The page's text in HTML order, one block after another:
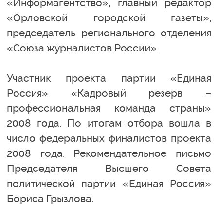
«Информагентство», главный редактор
«Орловской городской газеты»,
председатель регионального отделения
«Союза журналистов России».
Участник проекта партии «Единая
Россия» «Кадровый резерв –
профессиональная команда страны»
2008 года. По итогам отбора вошла в
число федеральных финалистов проекта
2008 года. Рекомендательное письмо
Председателя Высшего Совета
политической партии «Единая Россия»
Бориса Грызлова.